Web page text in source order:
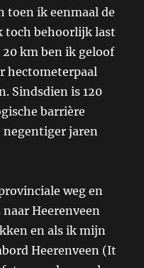
toen ik eenmaal de
toch behoorlijk last
km ben ik geloof
hectometerpaal
Sindsdien is 120
barrière
negentiger jaren
weg en
Heerenveen
en als ik mijn
Heerenveen (It